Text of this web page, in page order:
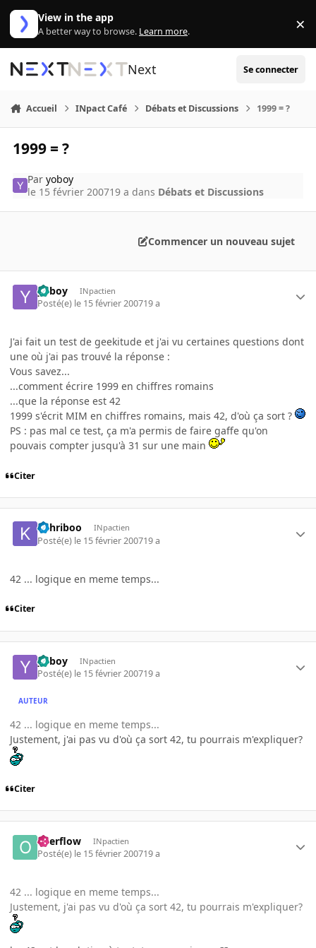
Aller au contenu
View in the app
A better way to browse. Learn more. ×
Next Se connecter
Accueil INpact Café Débats et Discussions 1999 = ?
1999 = ?
Paryoboy
le 15 février 200719 a dans Débats et Discussions
Commencer un nouveau sujet
yoboy INpactien
Posté(e) le 15 février 200719 a
J'ai fait un test de geekitude et j'ai vu certaines questions dont
une où j'ai pas trouvé la réponse :
Vous savez...
...comment écrire 1999 en chiffres romains
...que la réponse est 42
1999 s'écrit MIM en chiffres romains, mais 42, d'où ça sort ?
PS : pas mal ce test, ça m'a permis de faire gaffe qu'on
pouvais compter jusqu'à 31 sur une main
Citer
kahriboo INpactien
Posté(e) le 15 février 200719 a
42 ... logique en meme temps...
Citer
yoboy INpactien
Posté(e) le 15 février 200719 a
AUTEUR
42 ... logique en meme temps...
Justement, j'ai pas vu d'où ça sort 42, tu pourrais m'expliquer?
Citer
overflow INpactien
Posté(e) le 15 février 200719 a
42 ... logique en meme temps...
Justement, j'ai pas vu d'où ça sort 42, tu pourrais m'expliquer?